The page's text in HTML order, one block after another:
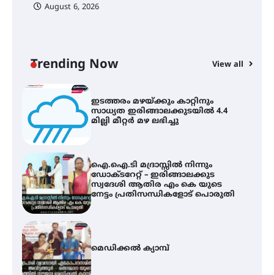
August 6, 2026
Trending Now View all
ഇടത്തരം മഴയ്ക്കും കാറ്റിനും
സാധ്യത ഇരിങ്ങാലക്കുടയിൽ 4.4
മില്ലി മീറ്റർ മഴ ലഭിച്ചു
ഐ.ഐ.ടി മദ്രാസ്സിൽ നിന്നും
ഡോക്ടറേറ്റ് – ഇരിങ്ങാലക്കുട
സ്വദേശി ആതിര എം കെ യുടെ
നേട്ടം പ്രതിസന്ധികളോട് പൊരുതി
മെഡിക്കൽ ക്യാമ്പ്